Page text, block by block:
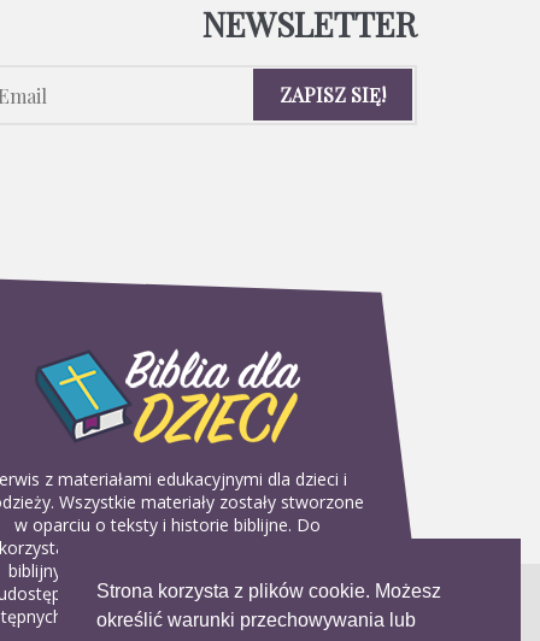
Strona korzysta z plików cookie. Możesz
określić warunki przechowywania lub
NEWSLETTER
z materiałami edukacyjnymi dla dzieci i
Wszystkie materiały zostały stworzone
w oparciu o teksty i historie biblijne. Do
w domu, na religii lub w szkółkach
biblijnych. Można je pobierać, drukować i
bez żadnych opłat. Materiałów
na serwisie nie można wykorzystywać